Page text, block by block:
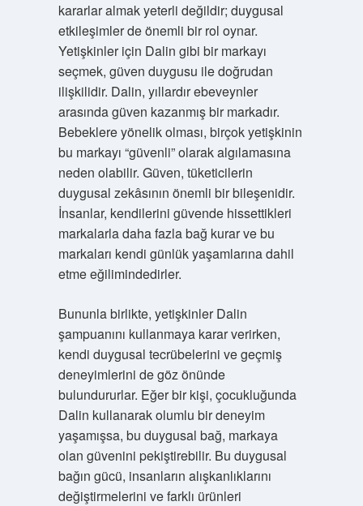
kararlar almak yeterli değildir; duygusal
etkileşimler de önemli bir rol oynar.
Yetişkinler için Dalin gibi bir markayı
seçmek, güven duygusu ile doğrudan
ilişkilidir. Dalin, yıllardır ebeveynler
arasında güven kazanmış bir markadır.
Bebeklere yönelik olması, birçok yetişkinin
bu markayı “güvenli” olarak algılamasına
neden olabilir. Güven, tüketicilerin
duygusal zekâsının önemli bir bileşenidir.
İnsanlar, kendilerini güvende hissettikleri
markalarla daha fazla bağ kurar ve bu
markaları kendi günlük yaşamlarına dahil
etme eğilimindedirler.
Bununla birlikte, yetişkinler Dalin
şampuanını kullanmaya karar verirken,
kendi duygusal tecrübelerini ve geçmiş
deneyimlerini de göz önünde
bulundururlar. Eğer bir kişi, çocukluğunda
Dalin kullanarak olumlu bir deneyim
yaşamışsa, bu duygusal bağ, markaya
olan güvenini pekiştirebilir. Bu duygusal
bağın gücü, insanların alışkanlıklarını
değiştirmelerini ve farklı ürünleri